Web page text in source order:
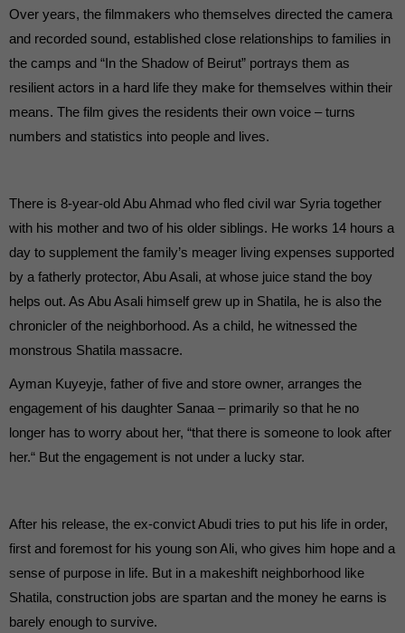
Over years, the filmmakers who themselves directed the camera
and recorded sound, established close relationships to families in
the camps and “In the Shadow of Beirut” portrays them as
resilient actors in a hard life they make for themselves within their
means. The film gives the residents their own voice – turns
numbers and statistics into people and lives.
There is 8-year-old Abu Ahmad who fled civil war Syria together
with his mother and two of his older siblings. He works 14 hours a
day to supplement the family’s meager living expenses supported
by a fatherly protector, Abu Asali, at whose juice stand the boy
helps out. As Abu Asali himself grew up in Shatila, he is also the
chronicler of the neighborhood. As a child, he witnessed the
monstrous Shatila massacre.
Ayman Kuyeyje, father of five and store owner, arranges the
engagement of his daughter Sanaa – primarily so that he no
longer has to worry about her, “that there is someone to look after
her.“ But the engagement is not under a lucky star.
After his release, the ex-convict Abudi tries to put his life in order,
first and foremost for his young son Ali, who gives him hope and a
sense of purpose in life. But in a makeshift neighborhood like
Shatila, construction jobs are spartan and the money he earns is
barely enough to survive.